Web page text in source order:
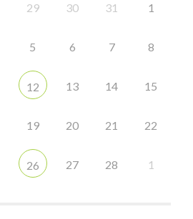
29 30 31 1
5 6 7 8
12 13 14 15
19 20 21 22
26 27 28 1